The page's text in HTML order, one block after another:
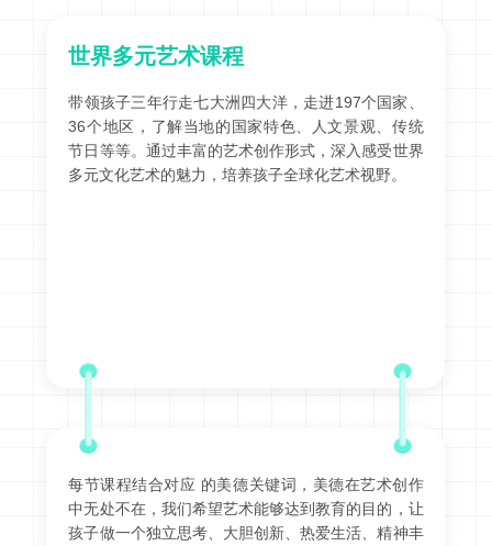
世界多元艺术课程
带领孩子三年行走七大洲四大洋，走进197个国家、
36个地区，了解当地的国家特色、人文景观、传统
节日等等。通过丰富的艺术创作形式，深入感受世界
多元文化艺术的魅力，培养孩子全球化艺术视野。
每节课程结合对应 的美德关键词，美德在艺术创作
中无处不在，我们希望艺术能够达到教育的目的，让
孩子做一个独立思考、大胆创新、热爱生活、精神丰